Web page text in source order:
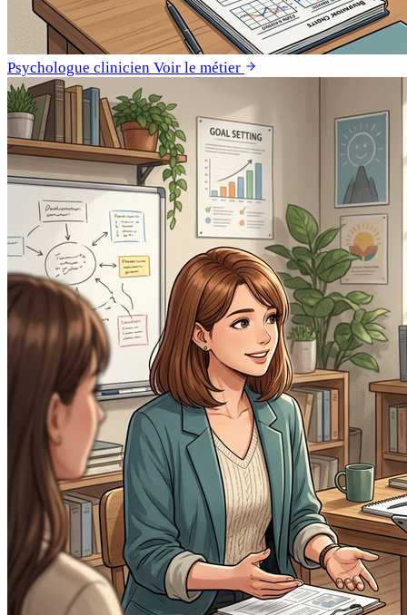
Psychologue clinicien Voir le métier